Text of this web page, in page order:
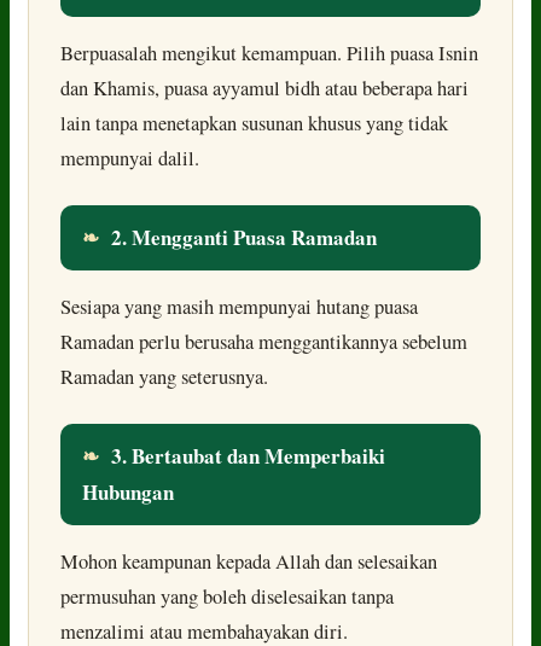
Berpuasalah mengikut kemampuan. Pilih puasa Isnin
dan Khamis, puasa ayyamul bidh atau beberapa hari
lain tanpa menetapkan susunan khusus yang tidak
mempunyai dalil.
❧ 2. Mengganti Puasa Ramadan
Sesiapa yang masih mempunyai hutang puasa
Ramadan perlu berusaha menggantikannya sebelum
Ramadan yang seterusnya.
❧ 3. Bertaubat dan Memperbaiki
Hubungan
Mohon keampunan kepada Allah dan selesaikan
permusuhan yang boleh diselesaikan tanpa
menzalimi atau membahayakan diri.